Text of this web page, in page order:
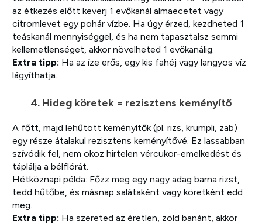
az étkezés előtt keverj 1 evőkanál almaecetet vagy
citromlevet egy pohár vízbe. Ha úgy érzed, kezdheted 1
teáskanál mennyiséggel, és ha nem tapasztalsz semmi
kellemetlenséget, akkor növelheted 1 evőkanálig.
Extra tipp: Ha az íze erős, egy kis fahéj vagy langyos víz
lágyíthatja.
4. Hideg köretek = rezisztens keményítő
A főtt, majd lehűtött keményítők (pl. rizs, krumpli, zab)
egy része átalakul rezisztens keményítővé. Ez lassabban
szívódik fel, nem okoz hirtelen vércukor-emelkedést és
táplálja a bélflórát.
Hétköznapi példa: Főzz meg egy nagy adag barna rizst,
tedd hűtőbe, és másnap salátaként vagy köretként edd
meg.
Extra tipp: Ha szereted az éretlen, zöld banánt, akkor